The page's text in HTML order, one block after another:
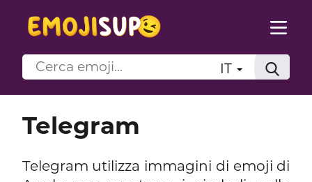
IT
Telegram
Telegram utilizza immagini di emoji di